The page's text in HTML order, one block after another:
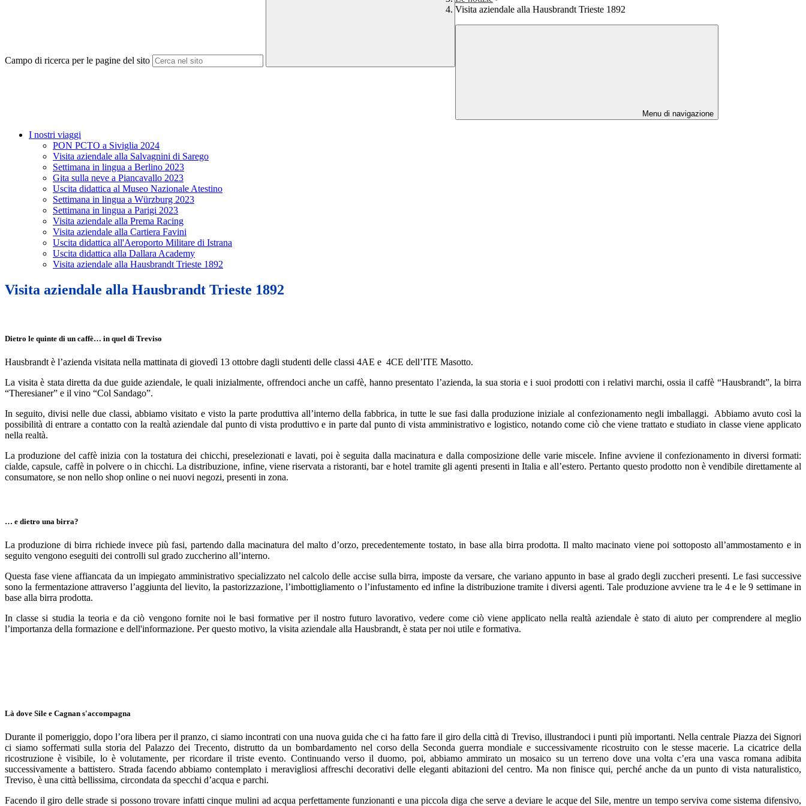
Campo di ricerca per le pagine del sito
Visita aziendale alla Hausbrandt Trieste 1892
Menu di navigazione
I nostri viaggi
PON PCTO a Siviglia 2024
Visita aziendale alla Salvagnini di Sarego
Settimana in lingua a Berlino 2023
Gita sulla neve a Piancavallo 2023
Uscita didattica al Museo Nazionale Atestino
Settimana in lingua a Würzburg 2023
Settimana in lingua a Parigi 2023
Visita aziendale alla Prema Racing
Visita aziendale alla Cartiera Favini
Uscita didattica all'Aeroporto Militare di Istrana
Uscita didattica alla Dallara Academy
Visita aziendale alla Hausbrandt Trieste 1892
Visita aziendale alla Hausbrandt Trieste 1892
Dietro le quinte di un caffè… in quel di Treviso
Hausbrandt è l’azienda visitata nella mattinata di giovedì 13 ottobre dagli studenti delle classi 4AE e 4CE dell’ITE Masotto.
La visita è stata diretta da due guide aziendale, le quali inizialmente, offrendoci anche un caffè, hanno presentato l’azienda, la sua storia e i suoi prodotti con i relativi marchi, ossia il caffè “Hausbrandt”, la birra
“Theresianer” e il vino “Col Sandago”.
In seguito, divisi nelle due classi, abbiamo visitato e visto la parte produttiva all’interno della fabbrica, in tutte le sue fasi dalla produzione iniziale al confezionamento negli imballaggi. Abbiamo avuto così la
possibilità di entrare a contatto con la realtà aziendale dal punto di vista produttivo e in parte dal punto di vista amministrativo e logistico, notando come ciò che viene trattato e studiato in classe viene applicato
nella realtà.
La produzione del caffè inizia con la tostatura dei chicchi, preselezionati e lavati, poi è seguita dalla macinatura e dalla composizione delle varie miscele.Infine avviene il confezionamento in diversi formati:
cialde, capsule, caffè in polvere o in chicchi. La distribuzione, infine, viene riservata a ristoranti, bar e hotel tramite gli agenti presenti in Italia e all’estero. Pertanto questo prodotto non è vendibile direttamente al
consumatore, se non nello shop online o nei nuovi negozi, presenti in zona.
… e dietro una birra?
La produzione di birra richiede invece più fasi, partendo dalla macinatura del malto d’orzo, precedentemente tostato, in base alla birra prodotta.Il malto macinato viene poi sottoposto all’ammostamento e in
seguito vengono eseguiti dei controlli sul grado zuccherino all’interno.
Questa fase viene affiancata da un impiegato amministrativo specializzato nel calcolo delle accise sulla birra, imposte da versare, che variano appunto in base al grado degli zuccheri presenti. Le fasi successive
sono la fermentazione attraverso l’aggiunta del lievito, la pastorizzazione, l’imbottigliamento o l’infustamento ed infine la distribuzione tramite i diversi agenti. Tale produzione avviene tra le 4 e le 9 settimane in
base alla birra prodotta.
In classe si studia la teoria e da ciò vengono fornite noi le basi formative per il nostro futuro lavorativo, vedere come ciò viene applicato nella realtà aziendale è stato di aiuto per comprendere al meglio
l’importanza della formazione e dell'informazione. Per questo motivo, la visita aziendale alla Hausbrandt, è stata per noi utile e formativa.
Là dove Sile e Cagnan s'accompagna
Durante il pomeriggio, dopo l’ora libera per il pranzo, ci siamo incontrati con una nuova guida che ci ha fatto fare il giro della città di Treviso, illustrandoci i punti più importanti. Nella centrale Piazza dei Signori
ci siamo soffermati sulla storia del Palazzo dei Trecento, distrutto da un bombardamento nel corso della Seconda guerra mondiale e successivamente ricostruito con le stesse macerie. La cicatrice della
ricostruzione è visibile, lo è volutamente, per ricordare il triste evento. Continuando verso il duomo, poi, abbiamo ammirato un mosaico su un terreno dove una volta c’era una vasca romana adibita
successivamente a battistero. Strada facendo abbiamo contemplato i meravigliosi affreschi decorativi delle eleganti abitazioni del centro. Ma non finisce qui, perché anche da un punto di vista naturalistico,
Treviso, è una città bellissima, circondata da specchi d’acqua e parchi.
Facendo il giro delle strade si possono trovare infatti cinque mulini ad acqua perfettamente funzionanti e una piccola diga che serve a deviare le acque del Sile, mentre un tempo serviva come sistema difensivo,